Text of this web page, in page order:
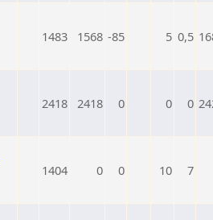
1483 1568 -85 5 0,5
2418 2418 0 0 0
1404 0 0 10 7